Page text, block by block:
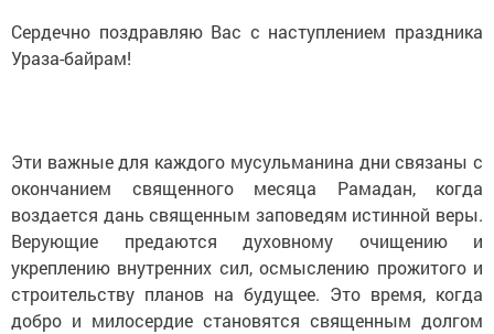
Сердечно поздравляю Вас с наступлением праздника
Ураза-байрам!
Эти важные для каждого мусульманина дни связаны с
окончанием священного месяца Рамадан, когда
воздается дань священным заповедям истинной веры.
Верующие предаются духовному очищению и
укреплению внутренних сил, осмыслению прожитого и
строительству планов на будущее. Это время, когда
добро и милосердие становятся священным долгом